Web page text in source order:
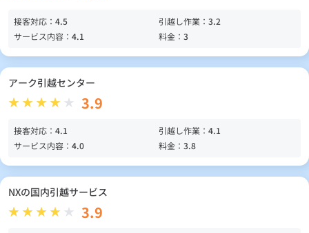
接客対応： 4.5 引越し作業： 3.2
サービス内容： 4.1 料金： 3
アーク引越センター
3.9
接客対応： 4.1 引越し作業： 4.1
サービス内容： 4.0 料金： 3.8
NXの国内引越サービス
3.9